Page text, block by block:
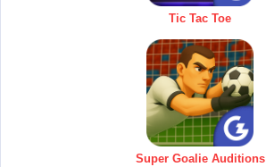
Tic Tac Toe
Super Goalie Auditions